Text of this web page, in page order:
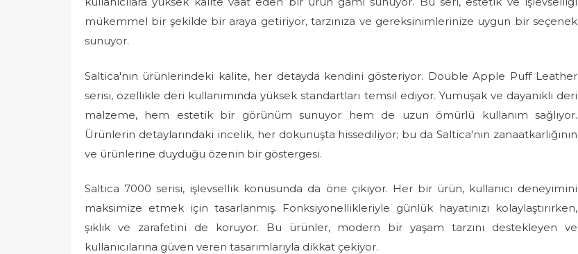
mükemmel bir şekilde bir araya getiriyor, tarzınıza ve gereksinimlerinize uygun bir seçenek
sunuyor.
Saltica'nın ürünlerindeki kalite, her detayda kendini gösteriyor. Double Apple Puff Leather
serisi, özellikle deri kullanımında yüksek standartları temsil ediyor. Yumuşak ve dayanıklı deri
malzeme, hem estetik bir görünüm sunuyor hem de uzun ömürlü kullanım sağlıyor.
Ürünlerin detaylarındaki incelik, her dokunuşta hissediliyor; bu da Saltica'nın zanaatkarlığının
ve ürünlerine duyduğu özenin bir göstergesi.
Saltica 7000 serisi, işlevsellik konusunda da öne çıkıyor. Her bir ürün, kullanıcı deneyimini
maksimize etmek için tasarlanmış. Fonksiyonellikleriyle günlük hayatınızı kolaylaştırırken,
şıklık ve zarafetini de koruyor. Bu ürünler, modern bir yaşam tarzını destekleyen ve
kullanıcılarına güven veren tasarımlarıyla dikkat çekiyor.